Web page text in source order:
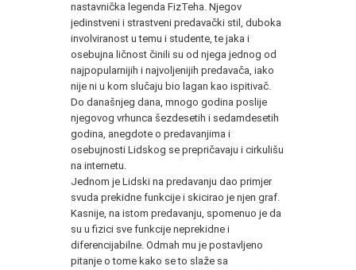
nastavnička legenda FizTeha. Njegov
jedinstveni i strastveni predavački stil, duboka
involviranost u temu i studente, te jaka i
osebujna ličnost činili su od njega jednog od
najpopularnijih i najvoljenijih predavača, iako
nije ni u kom slučaju bio lagan kao ispitivač.
Do današnjeg dana, mnogo godina poslije
njegovog vrhunca šezdesetih i sedamdesetih
godina, anegdote o predavanjima i
osebujnosti Lidskog se prepričavaju i cirkulišu
na internetu.
Jednom je Lidski na predavanju dao primjer
svuda prekidne funkcije i skicirao je njen graf.
Kasnije, na istom predavanju, spomenuo je da
su u fizici sve funkcije neprekidne i
diferencijabilne. Odmah mu je postavljeno
pitanje o tome kako se to slaže sa